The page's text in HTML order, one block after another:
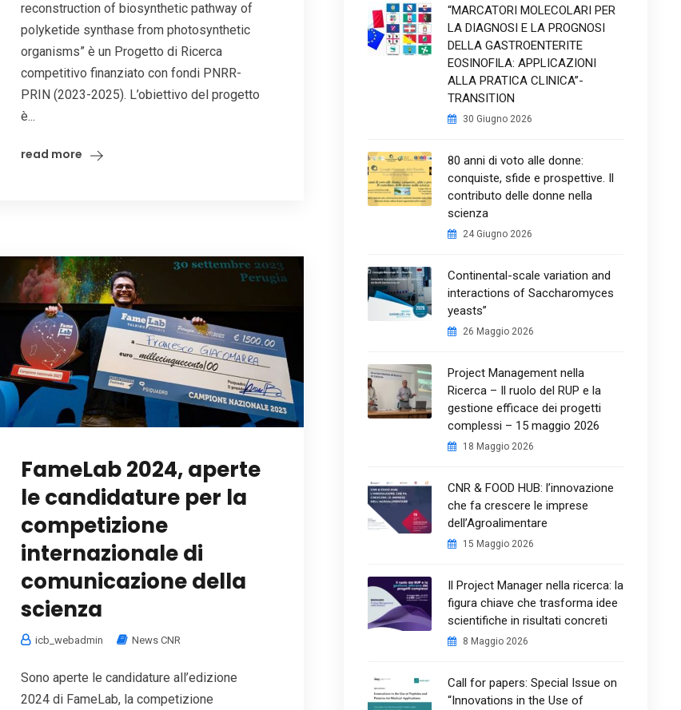
reconstruction of biosynthetic pathway of
polyketide synthase from photosynthetic
organisms” è un Progetto di Ricerca
competitivo finanziato con fondi PNRR-
PRIN (2023-2025). L’obiettivo del progetto
è...
read more
FameLab 2024, aperte
le candidature per la
competizione
internazionale di
comunicazione della
scienza
icb_webadmin News CNR
Sono aperte le candidature all’edizione
2024 di FameLab, la competizione
“MARCATORI MOLECOLARI PER
LA DIAGNOSI E LA PROGNOSI
DELLA GASTROENTERITE
EOSINOFILA: APPLICAZIONI
ALLA PRATICA CLINICA”-
TRANSITION
30 Giugno 2026
80 anni di voto alle donne:
conquiste, sfide e prospettive. Il
contributo delle donne nella
scienza
24 Giugno 2026
Continental-scale variation and
interactions of Saccharomyces
yeasts”
26 Maggio 2026
Project Management nella
Ricerca – Il ruolo del RUP e la
gestione efficace dei progetti
complessi – 15 maggio 2026
18 Maggio 2026
CNR & FOOD HUB: l’innovazione
che fa crescere le imprese
dell’Agroalimentare
15 Maggio 2026
Il Project Manager nella ricerca: la
figura chiave che trasforma idee
scientifiche in risultati concreti
8 Maggio 2026
Call for papers: Special Issue on
“Innovations in the Use of